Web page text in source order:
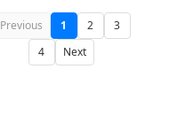
Previous 1 2
3
4
Next